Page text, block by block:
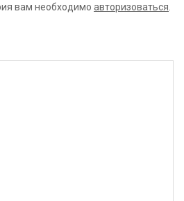
вам необходимо авторизоваться